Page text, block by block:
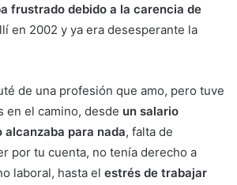
frustrado debido a la carencia de
en 2002 y ya era desesperante la
de una profesión que amo, pero tuve
en el camino, desde un salario
alcanzaba para nada, falta de
por tu cuenta, no tenía derecho a
laboral, hasta el estrés de trabajar